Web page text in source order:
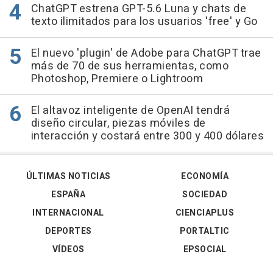
ChatGPT estrena GPT-5.6 Luna y chats de
texto ilimitados para los usuarios 'free' y Go
El nuevo 'plugin' de Adobe para ChatGPT trae
más de 70 de sus herramientas, como
Photoshop, Premiere o Lightroom
El altavoz inteligente de OpenAI tendrá
diseño circular, piezas móviles de
interacción y costará entre 300 y 400 dólares
ÚLTIMAS NOTICIAS
ESPAÑA
INTERNACIONAL
DEPORTES
VÍDEOS
ECONOMÍA
SOCIEDAD
CIENCIAPLUS
PORTALTIC
EPSOCIAL